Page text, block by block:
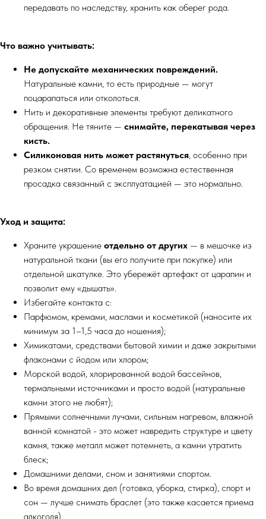
передавать по наследству, хранить как оберег рода.
Что важно учитывать:
Не допускайте механических повреждений.
Натуральные камни, то есть природные — могут
поцарапаться или отколоться.
Нить и декоративные элементы требуют деликатного
обращения. Не тяните — снимайте, перекатывая через
кисть.
Силиконовая нить может растянуться, особенно при
резком снятии. Со временем возможна естественная
просадка связанный с эксплуатацией — это нормально.
Уход и защита:
Храните украшение отдельно от других — в мешочке из
натуральной ткани (вы его получите при покупке) или
отдельной шкатулке. Это убережёт артефакт от царапин и
позволит ему «дышать».
Избегайте контакта с:
Парфюмом, кремами, маслами и косметикой (наносите их
минимум за 1–1,5 часа до ношения);
Химикатами, средствами бытовой химии и даже закрытыми
флаконами с йодом или хлором;
Морской водой, хлорированной водой бассейнов,
термальными источниками и просто водой (натуральные
камни этого не любят);
Прямыми солнечными лучами, сильным нагревом, влажной
ванной комнатой - это может навредить структуре и цвету
камня, также металл может потемнеть, а камни утратить
блеск;
Домашними делами, сном и занятиями спортом.
Во время домашних дел (готовка, уборка, стирка), спорт и
сон — лучше снимать браслет (это также касается приема
алкоголя).